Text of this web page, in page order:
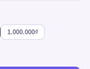
1.000.000₫